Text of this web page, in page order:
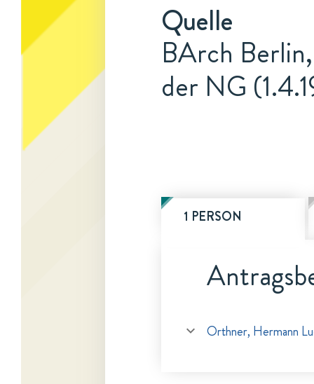
Quelle
BArch
der NG
1 PERSON
Orthner, Hermann